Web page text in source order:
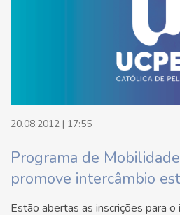
20.08.2012 | 17:55
Programa de
promove intercâmbio
Estão abertas as inscrições para